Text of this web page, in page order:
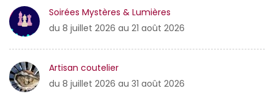
Soirées Mystères & Lumières
du 8 juillet 2026 au 21 août 2026
Artisan coutelier
du 8 juillet 2026 au 31 août 2026